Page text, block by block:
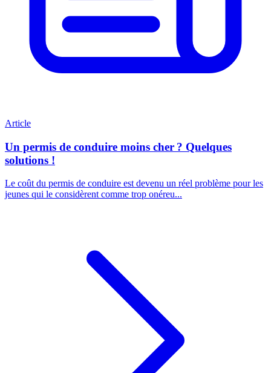
Article
Un permis de conduire moins cher ? Quelques
solutions !
Le coût du permis de conduire est devenu un réel problème pour les
jeunes qui le considèrent comme trop onéreu...